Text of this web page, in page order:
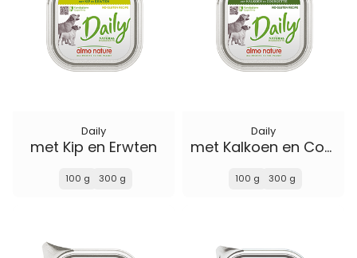
Daily
met Kip en Erwten
100 g 300 g
Daily
met Kalkoen en Courgette
100 g 300 g